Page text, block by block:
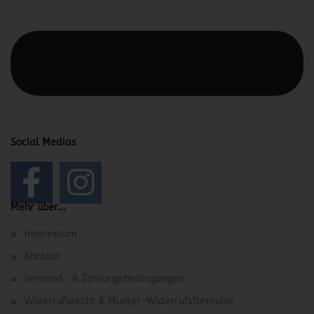
Social Medias
Mehr über...
Impressum
Kontakt
Versand- & Zahlungsbedingungen
Widerrufsrecht & Muster-Widerrufsformular